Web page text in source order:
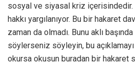
sosyal ve siyasal kriz içerisindedir.
hakkı yargılanıyor. Bu bir hakaret
zaman da olmadı. Bunu aklı
söylerseniz söyleyin, bu
okursa okusun buradan bir hakaret